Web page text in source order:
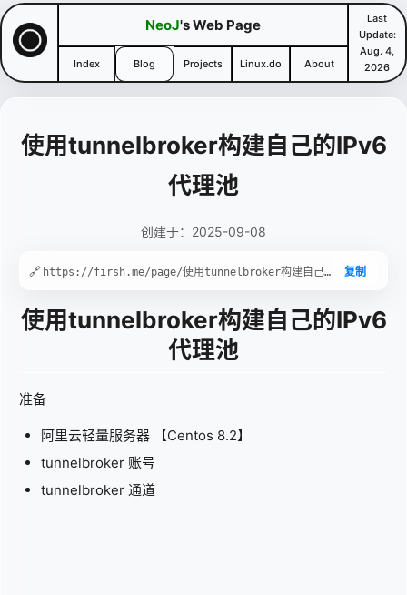
NeoJ's Web Page
Last
Update:
Aug. 4,
2026
Index Blog Projects Linux.do About
使用tunnelbroker构建自己的IPv6
代理池
创建于：2025-09-08
🔗 复制
使用tunnelbroker构建自己的IPv6
代理池
准备
阿里云轻量服务器 【Centos 8.2】
tunnelbroker 账号
tunnelbroker 通道